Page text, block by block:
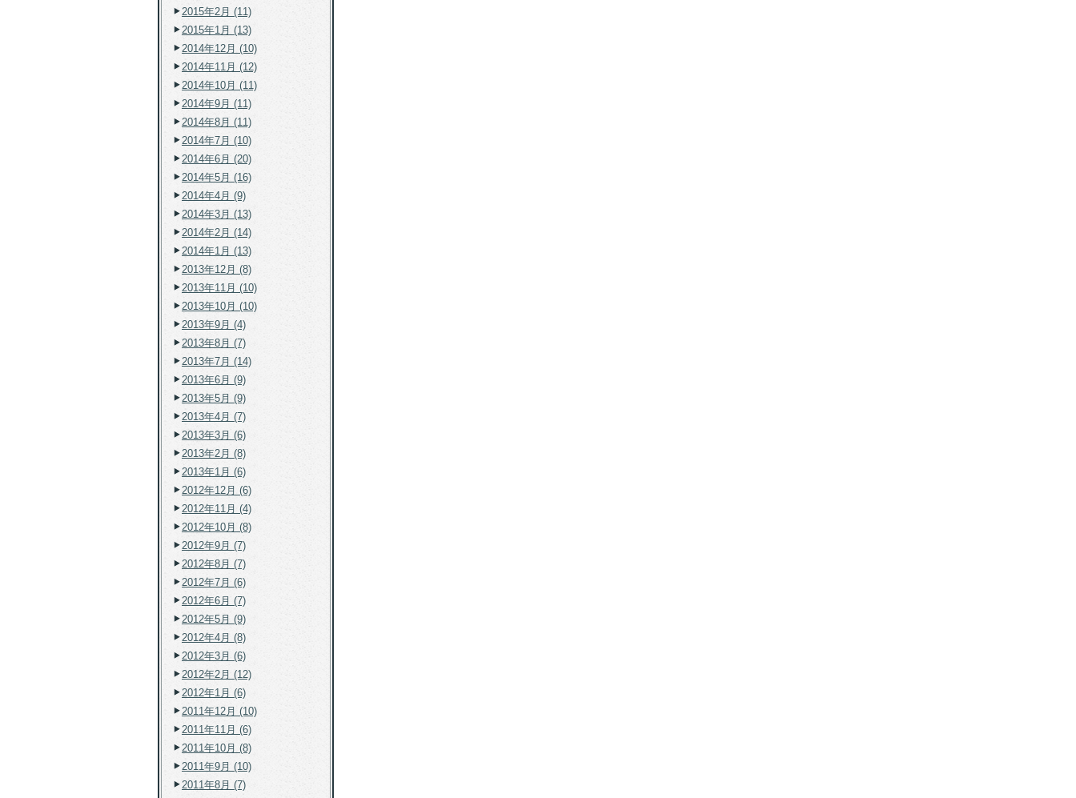
2015年2月 (11)
2015年1月 (13)
2014年12月 (10)
2014年11月 (12)
2014年10月 (11)
2014年9月 (11)
2014年8月 (11)
2014年7月 (10)
2014年6月 (20)
2014年5月 (16)
2014年4月 (9)
2014年3月 (13)
2014年2月 (14)
2014年1月 (13)
2013年12月 (8)
2013年11月 (10)
2013年10月 (10)
2013年9月 (4)
2013年8月 (7)
2013年7月 (14)
2013年6月 (9)
2013年5月 (9)
2013年4月 (7)
2013年3月 (6)
2013年2月 (8)
2013年1月 (6)
2012年12月 (6)
2012年11月 (4)
2012年10月 (8)
2012年9月 (7)
2012年8月 (7)
2012年7月 (6)
2012年6月 (7)
2012年5月 (9)
2012年4月 (8)
2012年3月 (6)
2012年2月 (12)
2012年1月 (6)
2011年12月 (10)
2011年11月 (6)
2011年10月 (8)
2011年9月 (10)
2011年8月 (7)